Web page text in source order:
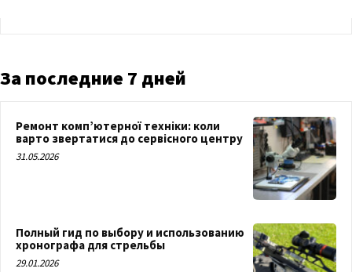
За последние 7 дней
Ремонт комп’ютерної техніки: коли
варто звертатися до сервісного центру
31.05.2026
Полный гид по выбору и использованию
хронографа для стрельбы
29.01.2026